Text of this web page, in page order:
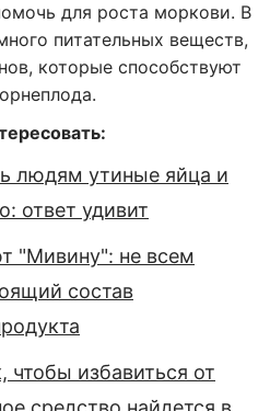
для роста моркови. В
питательных веществ,
которые способствуют
людям утиные яйца и
ответ удивит
"Мивину": не всем
состав
чтобы избавиться от